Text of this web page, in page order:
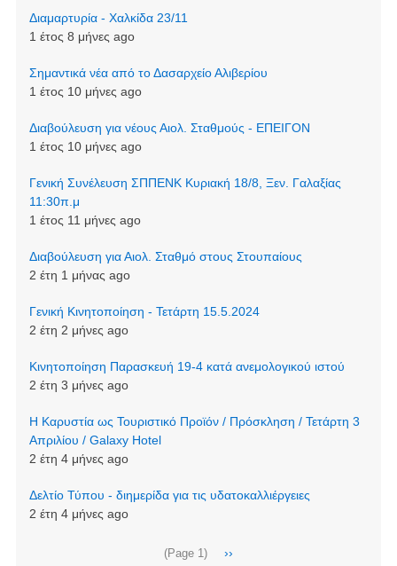
Διαμαρτυρία - Χαλκίδα 23/11
1 έτος 8 μήνες ago
Σημαντικά νέα από το Δασαρχείο Αλιβερίου
1 έτος 10 μήνες ago
Διαβούλευση για νέους Αιολ. Σταθμούς - ΕΠΕΙΓΟΝ
1 έτος 10 μήνες ago
Γενική Συνέλευση ΣΠΠΕΝΚ Κυριακή 18/8, Ξεν. Γαλαξίας
11:30π.μ
1 έτος 11 μήνες ago
Διαβούλευση για Αιολ. Σταθμό στους Στουπαίους
2 έτη 1 μήνας ago
Γενική Κινητοποίηση - Τετάρτη 15.5.2024
2 έτη 2 μήνες ago
Κινητοποίηση Παρασκευή 19-4 κατά ανεμολογικού ιστού
2 έτη 3 μήνες ago
Η Καρυστία ως Τουριστικό Προϊόν / Πρόσκληση / Τετάρτη 3
Απριλίου / Galaxy Hotel
2 έτη 4 μήνες ago
Δελτίο Τύπου - διημερίδα για τις υδατοκαλλιέργειες
2 έτη 4 μήνες ago
(Page 1)
Next
››